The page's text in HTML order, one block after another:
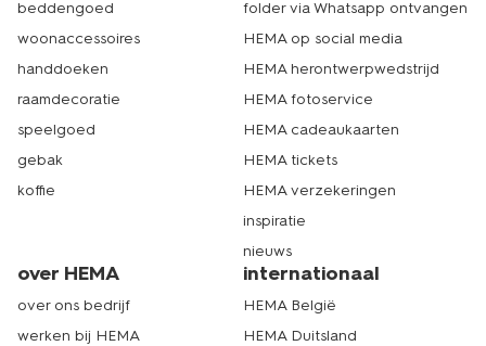
beddengoed
woonaccessoires
handdoeken
raamdecoratie
speelgoed
gebak
koffie
folder via Whatsapp ontvangen
HEMA op social media
HEMA herontwerpwedstrijd
HEMA fotoservice
HEMA cadeaukaarten
HEMA tickets
HEMA verzekeringen
inspiratie
nieuws
over HEMA
over ons bedrijf
werken bij HEMA
internationaal
HEMA België
HEMA Duitsland